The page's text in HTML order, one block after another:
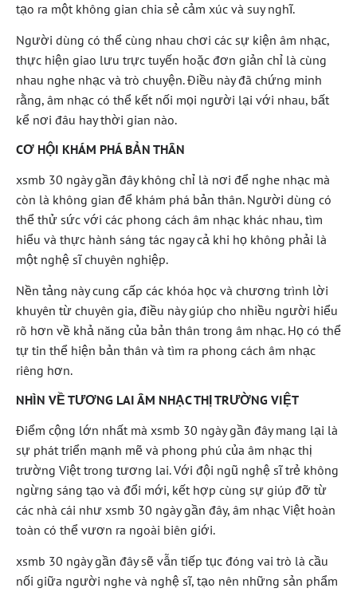
tạo ra một không gian chia sẻ cảm xúc và suy nghĩ.
Người dùng có thể cùng nhau chơi các sự kiện âm nhạc,
thực hiện giao lưu trực tuyến hoặc đơn giản chỉ là cùng
nhau nghe nhạc và trò chuyện. Điều này đã chứng minh
rằng, âm nhạc có thể kết nối mọi người lại với nhau, bất
kể nơi đâu hay thời gian nào.
CƠ HỘI KHÁM PHÁ BẢN THÂN
xsmb 30 ngày gần đây không chỉ là nơi để nghe nhạc mà
còn là không gian để khám phá bản thân. Người dùng có
thể thử sức với các phong cách âm nhạc khác nhau, tìm
hiểu và thực hành sáng tác ngay cả khi họ không phải là
một nghệ sĩ chuyên nghiệp.
Nền tảng này cung cấp các khóa học và chương trình lời
khuyên từ chuyên gia, điều này giúp cho nhiều người hiểu
rõ hơn về khả năng của bản thân trong âm nhạc. Họ có thể
tự tin thể hiện bản thân và tìm ra phong cách âm nhạc
riêng hơn.
NHÌN VỀ TƯƠNG LAI ÂM NHẠC THỊ TRƯỜNG VIỆT
Điểm cộng lớn nhất mà xsmb 30 ngày gần đây mang lại là
sự phát triển mạnh mẽ và phong phú của âm nhạc thị
trường Việt trong tương lai. Với đội ngũ nghệ sĩ trẻ không
ngừng sáng tạo và đổi mới, kết hợp cùng sự giúp đỡ từ
các nhà cái như xsmb 30 ngày gần đây, âm nhạc Việt hoàn
toàn có thể vươn ra ngoài biên giới.
xsmb 30 ngày gần đây sẽ vẫn tiếp tục đóng vai trò là cầu
nối giữa người nghe và nghệ sĩ, tạo nên những sản phẩm